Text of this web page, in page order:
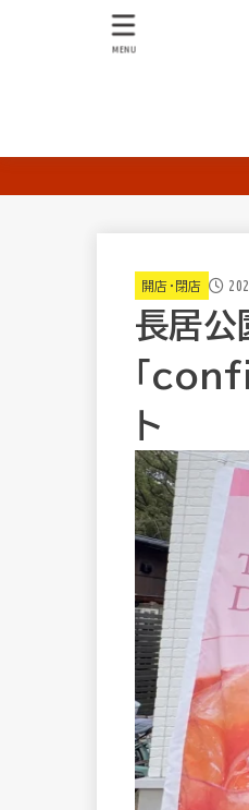
MENU
開店・閉店
長居公
「
ト